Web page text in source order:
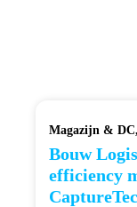
Magazijn & DC
Bouw
efficiency